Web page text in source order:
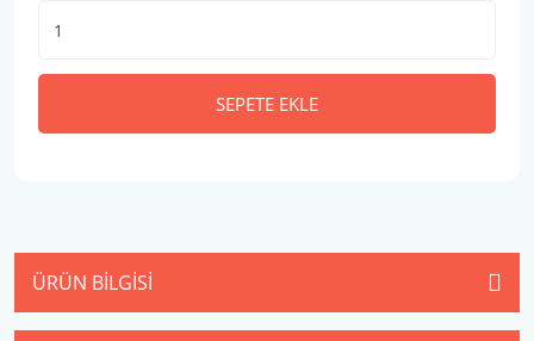
SEPETE EKLE
ÜRÜN BILGISI